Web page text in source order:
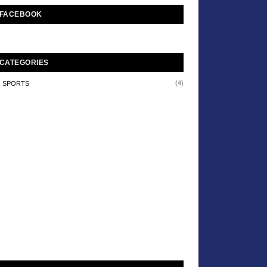
FACEBOOK
CATEGORIES
SPORTS (4)